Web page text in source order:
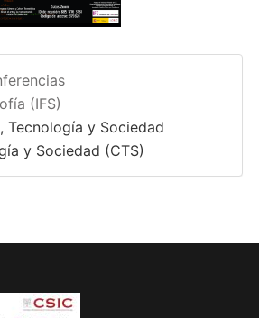
(IFS)
Tecnología y Sociedad
y Sociedad (CTS)